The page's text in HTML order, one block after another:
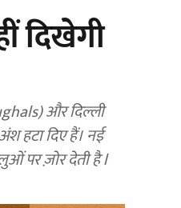
दिखेगी
हटा दिए हैं। नई
पर ज़ोर देती है l